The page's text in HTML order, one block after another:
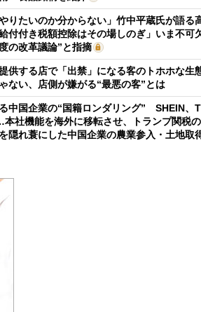
やりたいのか分からない」竹中平蔵氏が語る
付き税額控除はその場しのぎ」いま不可
の改革議論”と指摘
供する店で「出禁」になる客のトホホな
ない、店側が嫌がる“最悪の客”とは
中国企業の“国籍ロンダリング” SHEIN、
社機能を海外に移転させ、トランプ関税
隠れ蓑にした中国企業の農業参入・土地取